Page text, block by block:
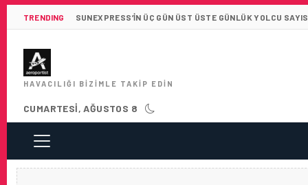
TRENDING SUNEXPRESS’IN ÜÇ GÜN ÜST ÜSTE GÜNLÜK YOLCU
HAVACILIĞI BIZIMLE TAKIP EDIN
CUMARTESI, AĞUSTOS 8